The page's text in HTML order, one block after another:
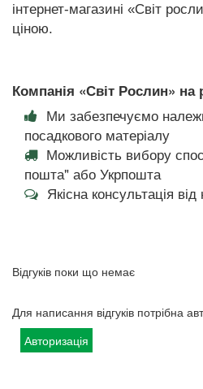
інтернет-магазині «Світ
ціною.
Компанія «Світ Рослин» на
Ми забезпечуємо
посадкового матеріалу
Можливість вибору
пошта" або Укрпошта
Якісна консультація
Відгуків поки що немає
Для написання відгуків потрібна
Авторизація